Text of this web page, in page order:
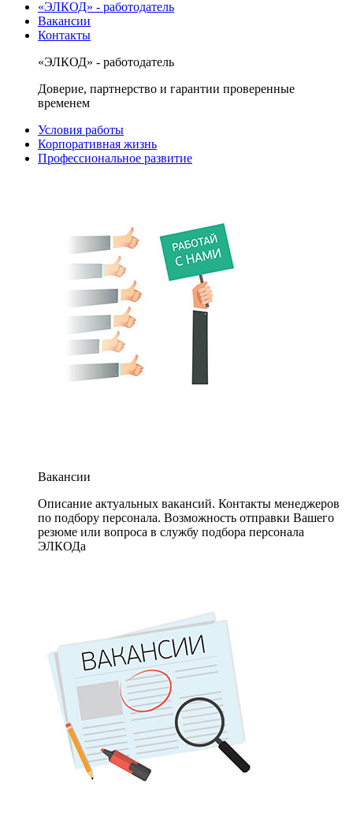
«ЭЛКОД» - работодатель
Вакансии
Контакты
«ЭЛКОД» - работодатель
Доверие, партнерство и гарантии проверенные
временем
Условия работы
Корпоративная жизнь
Профессиональное развитие
Вакансии
Описание актуальных вакансий. Контакты менеджеров
по подбору персонала. Возможность отправки Вашего
резюме или вопроса в службу подбора персонала
ЭЛКОДа